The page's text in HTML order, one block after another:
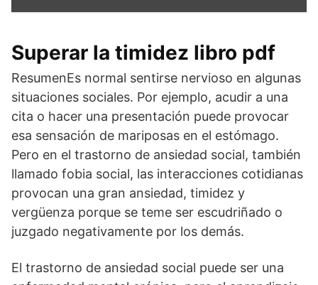
Superar la timidez libro pdf
ResumenEs normal sentirse nervioso en algunas
situaciones sociales. Por ejemplo, acudir a una
cita o hacer una presentación puede provocar
esa sensación de mariposas en el estómago.
Pero en el trastorno de ansiedad social, también
llamado fobia social, las interacciones cotidianas
provocan una gran ansiedad, timidez y
vergüenza porque se teme ser escudriñado o
juzgado negativamente por los demás.
El trastorno de ansiedad social puede ser una